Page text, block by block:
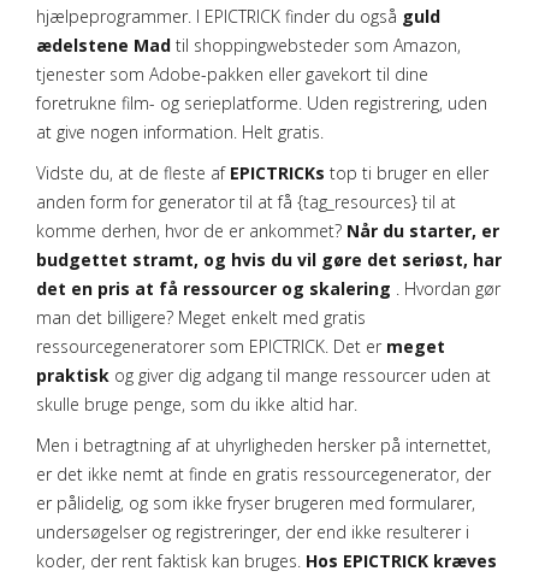
hjælpeprogrammer. I EPICTRICK finder du også guld
ædelstene Mad til shoppingwebsteder som Amazon,
tjenester som Adobe-pakken eller gavekort til dine
foretrukne film- og serieplatforme. Uden registrering, uden
at give nogen information. Helt gratis.
Vidste du, at de fleste af EPICTRICKs top ti bruger en eller
anden form for generator til at få {tag_resources} til at
komme derhen, hvor de er ankommet? Når du starter, er
budgettet stramt, og hvis du vil gøre det seriøst, har
det en pris at få ressourcer og skalering . Hvordan gør
man det billigere? Meget enkelt med gratis
ressourcegeneratorer som EPICTRICK. Det er meget
praktisk og giver dig adgang til mange ressourcer uden at
skulle bruge penge, som du ikke altid har.
Men i betragtning af at uhyrligheden hersker på internettet,
er det ikke nemt at finde en gratis ressourcegenerator, der
er pålidelig, og som ikke fryser brugeren med formularer,
undersøgelser og registreringer, der end ikke resulterer i
koder, der rent faktisk kan bruges. Hos EPICTRICK kræves